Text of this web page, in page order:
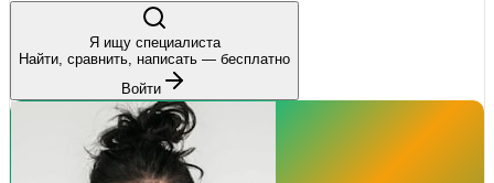
Я ищу специалиста
Найти, сравнить, написать — бесплатно
Войти